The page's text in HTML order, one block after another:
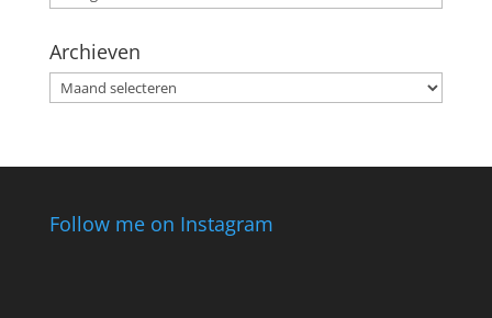
Archieven
Archieven
Follow me on Instagram